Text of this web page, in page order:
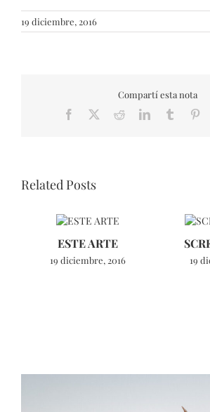
19 diciembre, 2016
Compartí esta nota
Facebook RedditLinkedInTumblr
Related Posts
ESTE ARTE
19 diciembre, 2016 19